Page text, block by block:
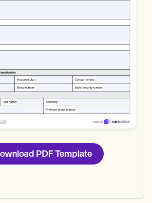
PDF Template